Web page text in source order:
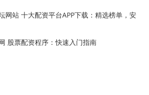
网站 十大配资平台APP下载：精选榜单，安
股票配资程序：快速入门指南